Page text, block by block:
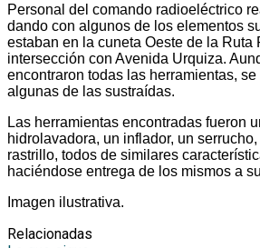
Personal del comando radioeléctrico
dando con algunos de los elementos
estaban en la cuneta Oeste de la Ruta
intersección con Avenida Urquiza.
encontraron todas las herramientas,
algunas de las sustraídas.
Las herramientas encontradas fueron
hidrolavadora, un inflador, un
rastrillo, todos de similares
haciéndose entrega de los mismos a
Imagen ilustrativa.
Relacionadas